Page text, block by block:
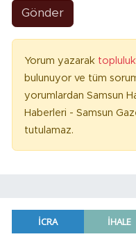
Gönder
Yorum yazarak topluluk
bulunuyor ve tüm
yorumlardan Samsun
Haberleri - Samsun
tutulamaz.